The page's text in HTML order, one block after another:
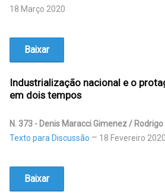
18 Março 2020
Baixar
Industrialização nacional e o
em dois tempos
N. 373 - Denis Maracci Gimenez /
Texto para Discussão
18 Fevereiro 2020
Baixar